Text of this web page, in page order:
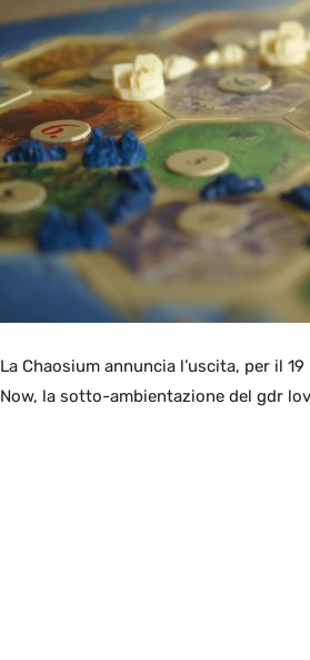
La Chaosium annuncia l’uscita, per il
Now, la sotto-ambientazione del gdr